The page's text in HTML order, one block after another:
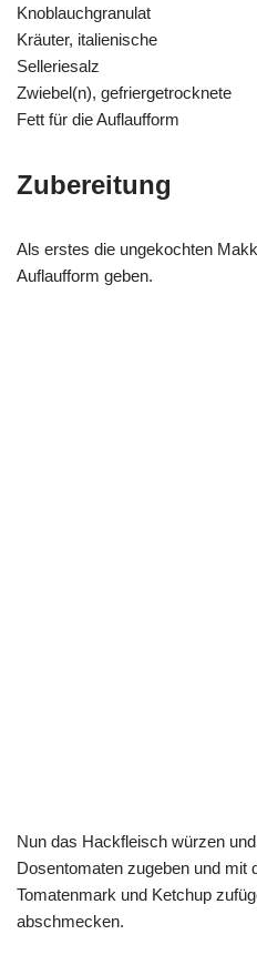
Knoblauchgranulat
Kräuter, italienische
Selleriesalz
Zwiebel(n), gefriergetrocknete
Fett für die Auflaufform
Zubereitung
Als erstes die ungekochten
Auflaufform geben.
Nun das Hackfleisch würzen
Dosentomaten zugeben und mit
Tomatenmark und Ketchup
abschmecken.